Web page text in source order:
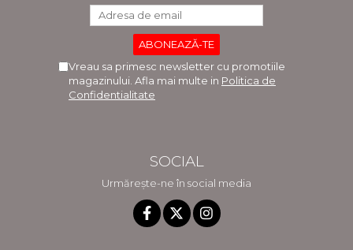
Vreau sa primesc newsletter cu promotiile
magazinului. Afla mai multe in Politica de
Confidentialitate
SOCIAL
Urmărește-ne în social media